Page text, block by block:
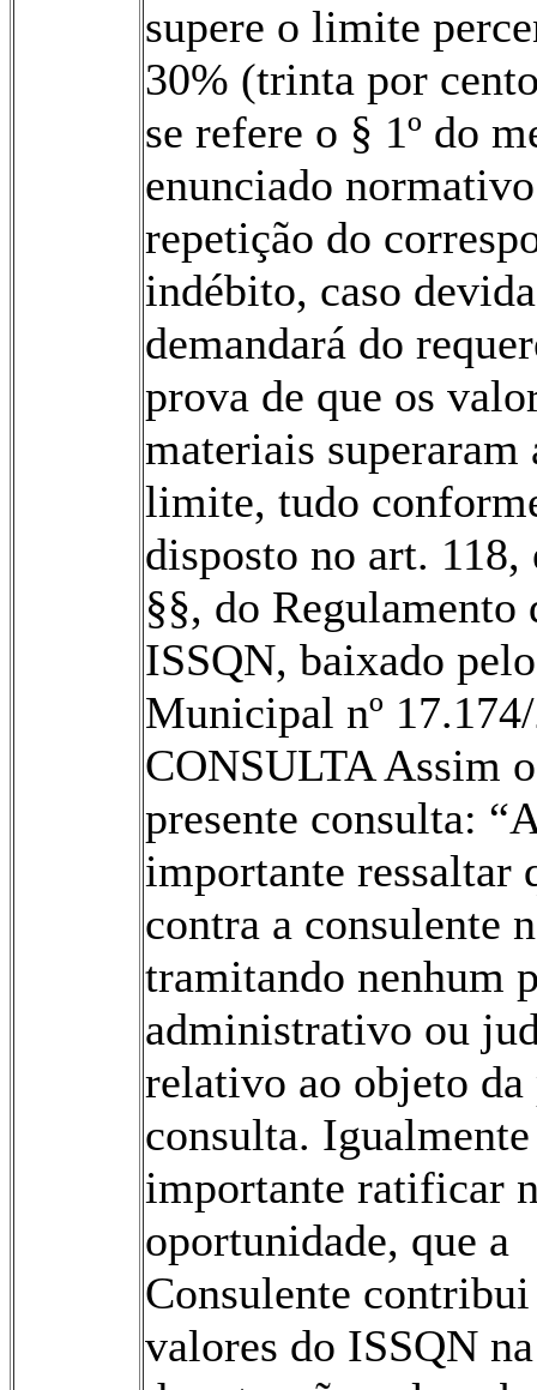
supere o limite
30% (trinta por
se refere o § 1º do
enunciado
repetição do
indébito, caso
demandará do
prova de que os
materiais superaram
limite, tudo
disposto no art. 118,
§§, do Regulamento
ISSQN, baixado
Municipal nº
CONSULTA Assim
presente consulta:
importante ressaltar
contra a consulente
tramitando nenhum
administrativo ou
relativo ao objeto da
consulta. Igualmente
importante ratificar
oportunidade, que a
Consulente
valores do ISSQN